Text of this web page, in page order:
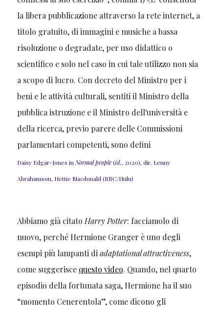
Daisy Edgar-Jones inNormal people(id., 2020), dir. Lenny
Abrahamson, Hettie Macdonald (BBC/Hulu)
Abbiamo già citatoHarry Potter: facciamolo di
nuovo, perché Hermione Granger è uno degli
esempi più lampanti diadaptational attractiveness,
come suggerisce questo video. Quando, nel quarto
episodio della fortunata saga, Hermione ha il suo
“momento Cenerentola”, come dicono gli